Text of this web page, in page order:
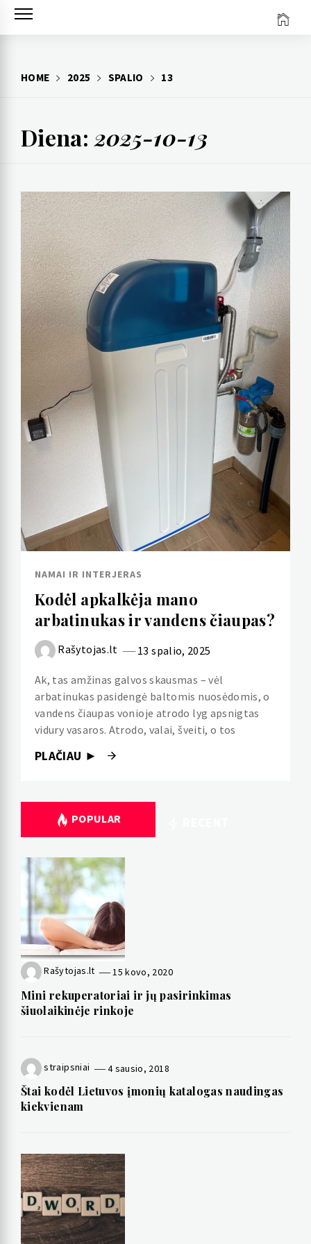
Skip
HOME 2025 SPALIO 13
Diena: 2025-10-13
NAMAI IR INTERJERAS
Kodėl apkalkėja mano
arbatinukas ir vandens čiaupas?
Rašytojas.lt 13 spalio, 2025
Ak, tas amžinas galvos skausmas – vėl
arbatinukas pasidengė baltomis nuosėdomis, o
vandens čiaupas vonioje atrodo lyg apsnigtas
vidury vasaros. Atrodo, valai, šveiti, o tos
PLAČIAU ►
POPULAR
Rašytojas.lt 15 kovo, 2020
Mini rekuperatoriai ir jų pasirinkimas
šiuolaikinėje rinkoje
straipsniai 4 sausio, 2018
Štai kodėl Lietuvos įmonių katalogas naudingas
kiekvienam